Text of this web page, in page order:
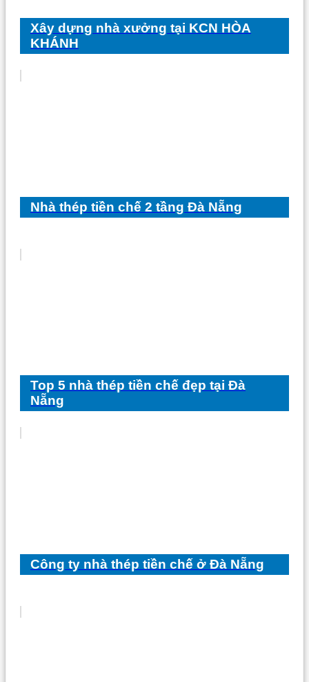
Xây dựng nhà xưởng tại KCN HÒA
KHÁNH
Nhà thép tiền chế 2 tầng Đà Nẵng
Top 5 nhà thép tiền chế đẹp tại Đà
Nẵng
Công ty nhà thép tiền chế ở Đà Nẵng